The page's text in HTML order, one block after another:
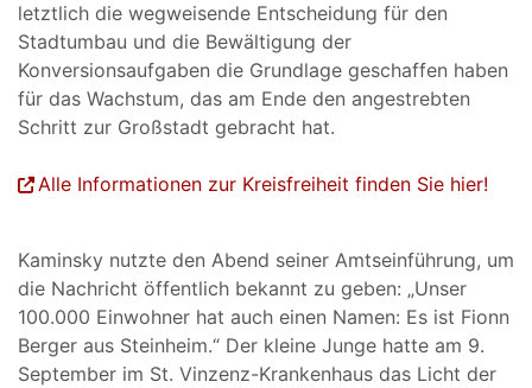
letztlich die wegweisende Entscheidung für den
Stadtumbau und die Bewältigung der
Konversionsaufgaben die Grundlage geschaffen haben
für das Wachstum, das am Ende den angestrebten
Schritt zur Großstadt gebracht hat.
Alle Informationen zur Kreisfreiheit finden Sie hier!
Kaminsky nutzte den Abend seiner Amtseinführung, um
die Nachricht öffentlich bekannt zu geben: „Unser
100.000 Einwohner hat auch einen Namen: Es ist Fionn
Berger aus Steinheim.“ Der kleine Junge hatte am 9.
September im St. Vinzenz-Krankenhaus das Licht der